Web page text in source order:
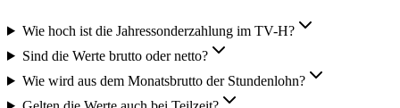
Wie hoch ist die Jahressonderzahlung im TV-H?
Sind die Werte brutto oder netto?
Wie wird aus dem Monatsbrutto der Stundenlohn?